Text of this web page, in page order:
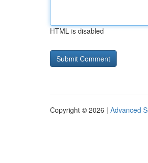
HTML is disabled
Copyright © 2026 | Advanced